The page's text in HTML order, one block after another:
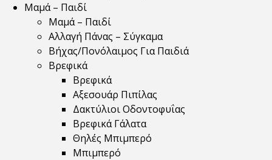
Μαμά – Παιδί
Μαμά – Παιδί
Αλλαγή Πάνας – Σύγκαμα
Βήχας/Πονόλαιμος Για Παιδιά
Βρεφικά
Βρεφικά
Αξεσουάρ Πιπίλας
Δακτύλιοι Οδοντοφυΐας
Βρεφικά Γάλατα
Θηλές Μπιμπερό
Μπιμπερό